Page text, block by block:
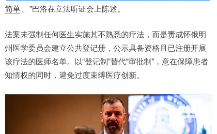
简单 。”巴洛在立法听证会上陈述。
法案未强制任何医生实施其不熟悉的疗法，而是责成怀俄明
州医学委员会建立公共登记册，公示具备资格且已注册开展
该疗法的医师名单。以“登记制”替代“审批制”，意在保障患者
知情权的同时，避免过度束缚医疗创新。